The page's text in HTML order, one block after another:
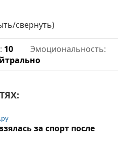
свернуть)
10
Эмоциональность:
за спорт после